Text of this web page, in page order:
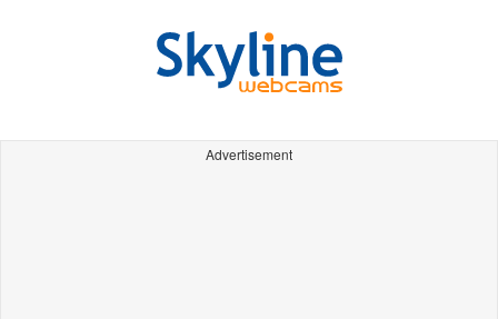
Advertisement